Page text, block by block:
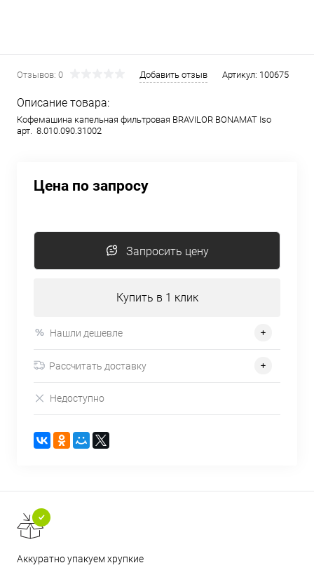
Отзывов: 0 Добавить отзыв Артикул: 100675
Описание товара:
Кофемашина капельная фильтровая BRAVILOR BONAMAT Iso
арт. 8.010.090.31002
Цена по запросу
Запросить цену
Купить в 1 клик
Нашли дешевле
Рассчитать доставку
Недоступно
Аккуратно упакуем хрупкие